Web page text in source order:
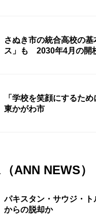
さぬき市の統合高校の
ス」も 2030年4月の開
「学校を笑顔にするた
東かがわ市
ANN NEWS）
パキスタン・サウジ・
からの脱却か